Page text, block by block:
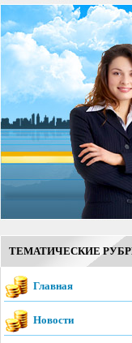
ТЕМАТИЧЕСКИЕ
Главная
Новости